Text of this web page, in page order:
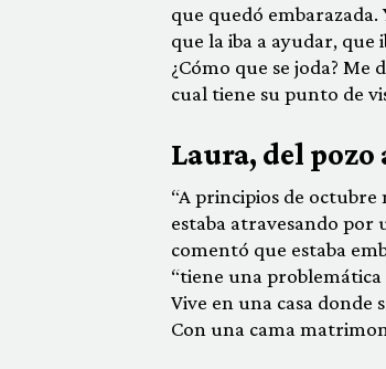
que quedó embarazada.
que la iba a ayudar, que
¿Cómo que se joda?
cual tiene su punto de
Laura, del pozo
“A principios de octubre
estaba atravesando por
comentó que estaba
“tiene una
Vive en una casa donde
Con una cama